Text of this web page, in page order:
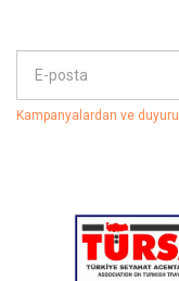
Kampanyalardan ve